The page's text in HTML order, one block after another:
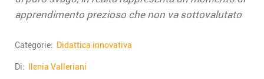
apprendimento prezioso che non va sottovalutato
Categorie: Didattica innovativa
Di: Ilenia Valleriani